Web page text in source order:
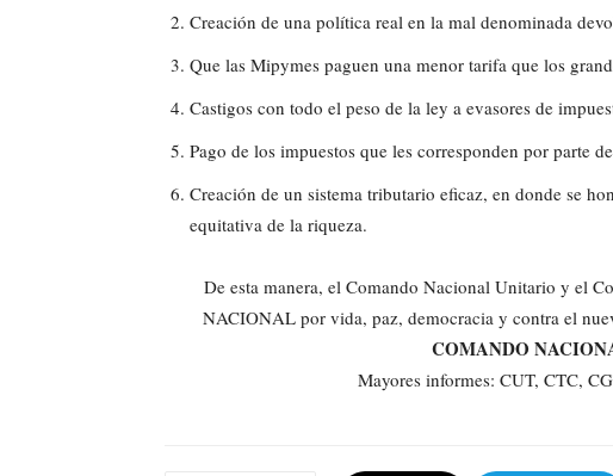
Creación de una política real en la mal denominada
Que las Mipymes paguen una menor tarifa que los
Castigos con todo el peso de la ley a evasores de
Pago de los impuestos que les corresponden por parte
Creación de un sistema tributario eficaz, en donde se
equitativa de la riqueza.
De esta manera, el Comando Nacional Unitario y el
NACIONAL por vida, paz, democracia y contra el
COMANDO
Mayores informes: CUT, CTC,